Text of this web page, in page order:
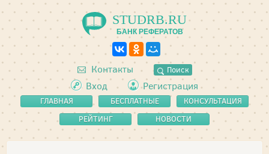
STUDRB.RU
БАНК РЕФЕРАТОВ
Контакты Поиск
Вход Регистрация
ГЛАВНАЯ
БЕСПЛАТНЫЕ
РЕФЕРАТЫ
КОНСУЛЬТАЦИЯ
РЕЙТИНГ
НОВОСТИ